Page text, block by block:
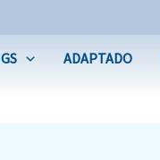
ADAPTADO